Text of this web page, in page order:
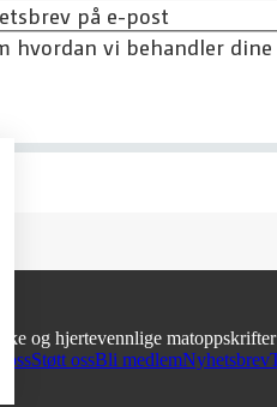
på e-post
hvordan vi behandler
og hjertevennlige
ossStøtt ossBli medlemNyhetsbrev